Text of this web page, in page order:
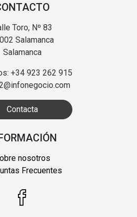
Toro, Nº 83
Salamanca
Salamanca
+34 923 262 915
Contacta
nosotros
Frecuentes